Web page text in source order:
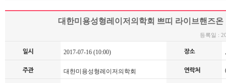
대한미용성형레이저의학회 쁘띠 라이브핸즈온
등록일 :
2017-07-16 (10:00)
대한미용성형레이저의학회